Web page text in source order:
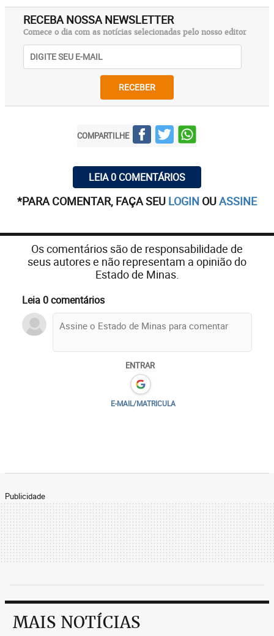
RECEBA NOSSA NEWSLETTER
Comece o dia com as notícias selecionadas pelo nosso editor
RECEBER
COMPARTILHE
LEIA 0 COMENTÁRIOS
*PARA COMENTAR, FAÇA SEU LOGIN OUASSINE
Os comentários são de responsabilidade de
seus autores e não representam a opinião do
Estado de Minas.
Leia 0 comentários
ENTRAR
E-MAIL/MATRICULA
Publicidade
MAIS NOTÍCIAS